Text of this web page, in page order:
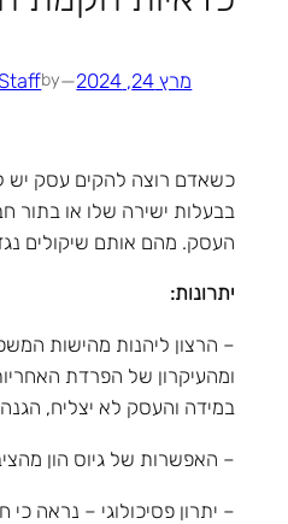
מרץ 24, 2024 —
by
כשאדם רוצה להקים עסק יש
בבעלות ישירה שלו או
העסק. מהם אותם שיקולים
יתרונות:
– הרצון ליהנות מהישות
ומהעיקרון של הפרדת
במידה והעסק לא יצליח,
– האפשרות של גיוס הון
– יתרון פסיכולוגי – נראה